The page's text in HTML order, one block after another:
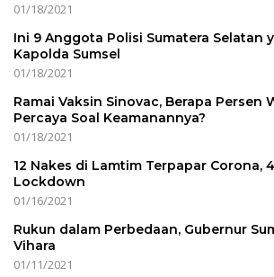
01/18/2021
Ini 9 Anggota Polisi Sumatera Selatan
Kapolda Sumsel
01/18/2021
Ramai Vaksin Sinovac, Berapa Persen
Percaya Soal Keamanannya?
01/18/2021
12 Nakes di Lamtim Terpapar Corona,
Lockdown
01/16/2021
Rukun dalam Perbedaan, Gubernur
Vihara
01/11/2021